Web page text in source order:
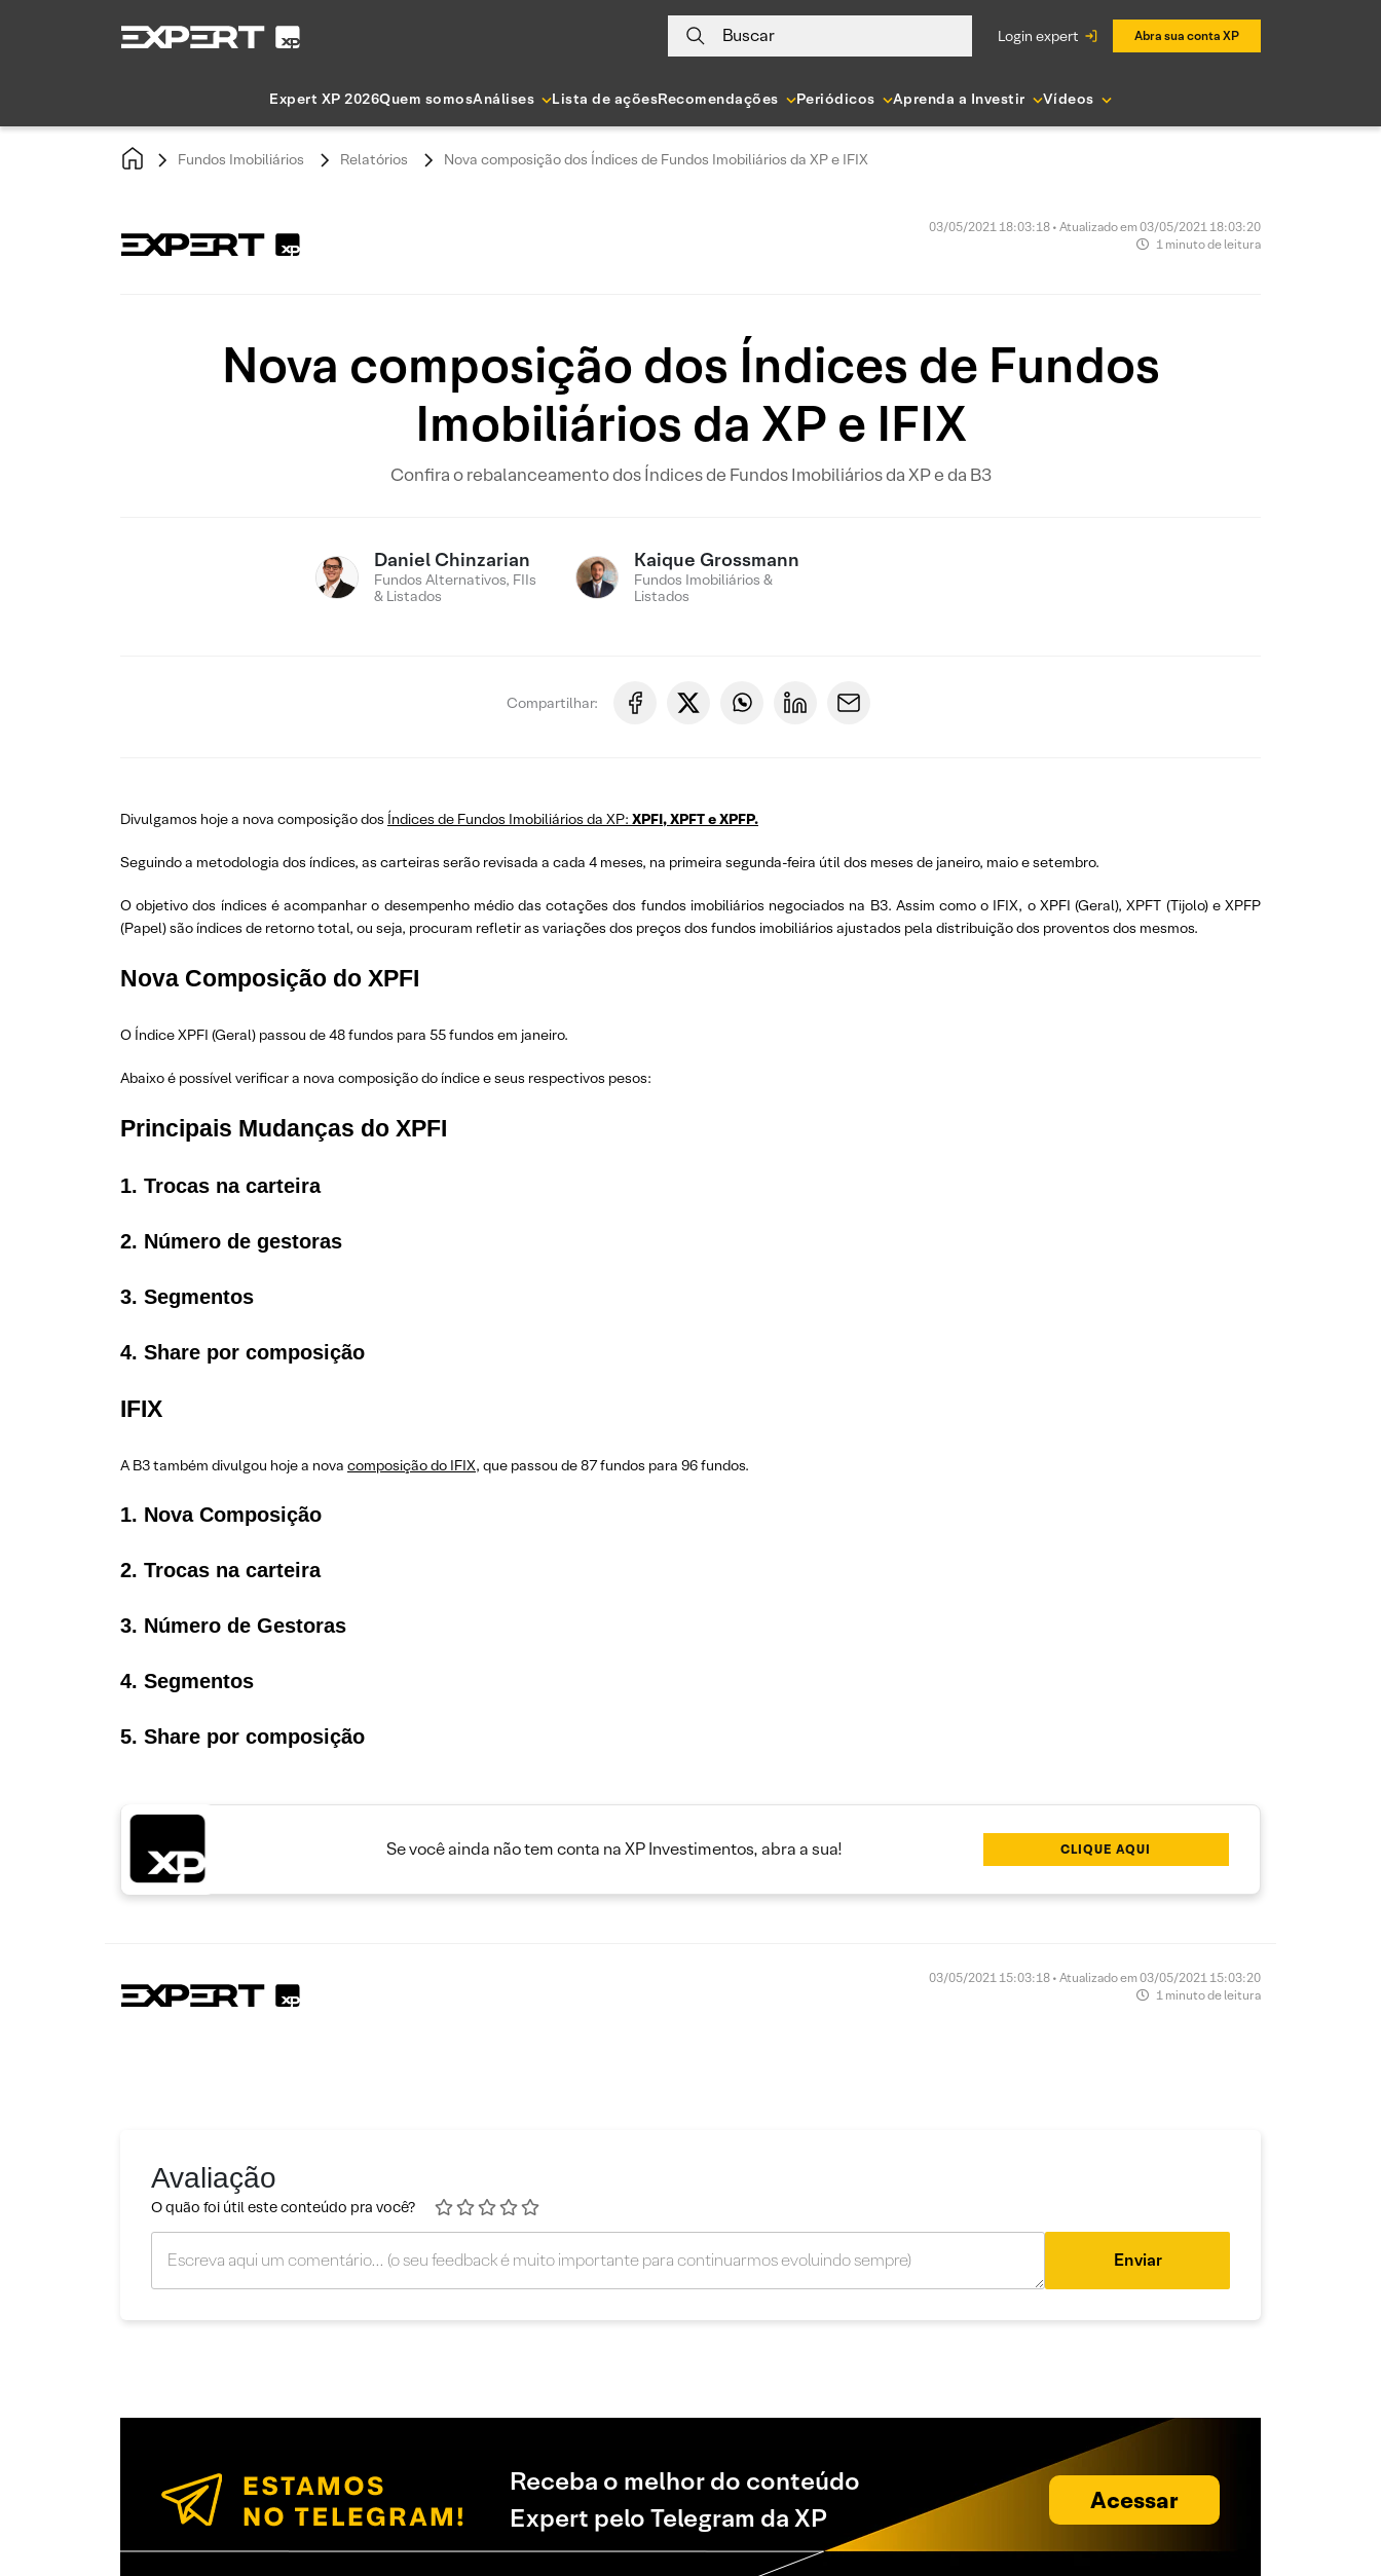
Buscar login expert Abra sua conta XP
Expert XP 2026Quem somosAnálises Lista de açõesRecomendações Periódicos Aprenda a Investir Vídeos
Fundos Imobiliários Relatórios Nova composição dos Índices de Fundos Imobiliários da XP e IFIX
03/05/2021 18:03:18 • Atualizado em 03/05/2021 18:03:20
1 minuto de leitura
Nova composição dos Índices de Fundos
Imobiliários da XP e IFIX
Confira o rebalanceamento dos Índices de Fundos Imobiliários da XP e da B3
Daniel Chinzarian
Fundos Alternativos, FIIs
& Listados
Kaique Grossmann
Fundos Imobiliários &
Listados
Compartilhar:
Divulgamos hoje a nova composição dos Índices de Fundos Imobiliários da XP: XPFI, XPFT e XPFP.
Seguindo a metodologia dos índices, as carteiras serão revisada a cada 4 meses, na primeira segunda-feira útil dos meses de janeiro, maio e setembro.
O objetivo dos índices é acompanhar o desempenho médio das cotações dos fundos imobiliários negociados na B3. Assim como o IFIX, o XPFI (Geral), XPFT (Tijolo) e XPFP
(Papel) são índices de retorno total, ou seja, procuram refletir as variações dos preços dos fundos imobiliários ajustados pela distribuição dos proventos dos mesmos.
Nova Composição do XPFI
O Índice XPFI (Geral) passou de 48 fundos para 55 fundos em janeiro.
Abaixo é possível verificar a nova composição do índice e seus respectivos pesos:
Principais Mudanças do XPFI
1. Trocas na carteira
2. Número de gestoras
3. Segmentos
4. Share por composição
IFIX
A B3 também divulgou hoje a nova composição do IFIX, que passou de 87 fundos para 96 fundos.
1. Nova Composição
2. Trocas na carteira
3. Número de Gestoras
4. Segmentos
5. Share por composição
Se você ainda não tem conta na XP Investimentos, abra a sua! CLIQUE AQUI
03/05/2021 15:03:18 • Atualizado em 03/05/2021 15:03:20
1 minuto de leitura
Avaliação
O quão foi útil este conteúdo pra você?
Enviar
Receba o melhor do conteúdo
Expert pelo Telegram da XP
Acessar